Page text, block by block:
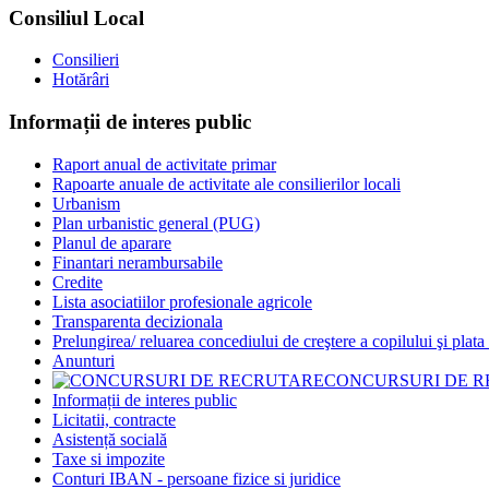
Consiliul Local
Consilieri
Hotărâri
Informații de interes public
Raport anual de activitate primar
Rapoarte anuale de activitate ale consilierilor locali
Urbanism
Plan urbanistic general (PUG)
Planul de aparare
Finantari nerambursabile
Credite
Lista asociatiilor profesionale agricole
Transparenta decizionala
Prelungirea/ reluarea concediului de creştere a copilului şi
Anunturi
CONCURSURI DE
Informații de interes public
Licitatii, contracte
Asistență socială
Taxe si impozite
Conturi IBAN - persoane fizice si juridice